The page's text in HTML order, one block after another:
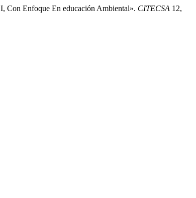
Con Enfoque En educación Ambiental». CITECSA 12,